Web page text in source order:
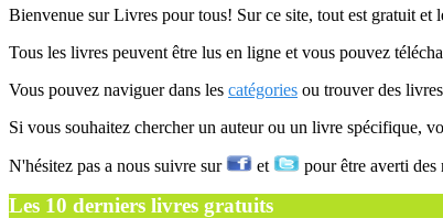
Bienvenue sur Livres pour tous! Sur ce site, tout est gratuit et
Tous les livres peuvent être lus en ligne et vous pouvez
Vous pouvez naviguer dans les catégories ou trouver des
Si vous souhaitez chercher un auteur ou un livre spécifique,
N'hésitez pas a nous suivre sur et pour être averti
Les 10 derniers livres gratuits